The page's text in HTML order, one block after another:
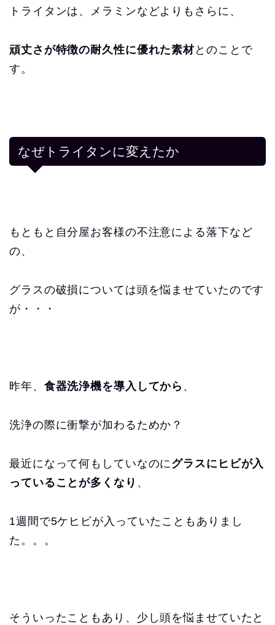
トライタンは、メラミンなどよりもさらに、
頑丈さが特徴の耐久性に優れた素材とのことで
す。
なぜトライタンに変えたか
もともと自分屋お客様の不注意による落下など
の、
グラスの破損については頭を悩ませていたのです
が・・・
昨年、 食器洗浄機を導入してから 、
洗浄の際に衝撃が加わるためか？
最近になって何もしていなのにグラスにヒビが入
っていることが多くなり 、
1週間で5ケヒビが入っていたこともありまし
た。。。
そういったこともあり、少し頭を悩ませていたと